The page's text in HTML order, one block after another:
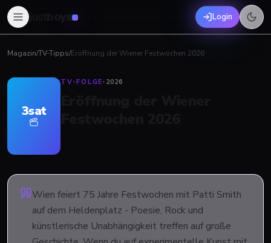
boys Login
Magazin/TV-Tipps/Eröffnung der Wiener Festwochen 2026
3sat
TV-FOLGE· 2026
Wien feiert 75 Jahre Festwochen mit Patti Smith
auf dem Heldenplatz - Poesie, Rock und
künstlerische Unabhängigkeit treffen auf große